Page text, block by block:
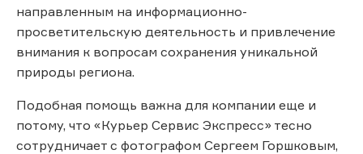
направленным на информационно-
просветительскую деятельность и привлечение
внимания к вопросам сохранения уникальной
природы региона.
Подобная помощь важна для компании еще и
потому, что «Курьер Сервис Экспресс» тесно
сотрудничает с фотографом Сергеем Горшковым,